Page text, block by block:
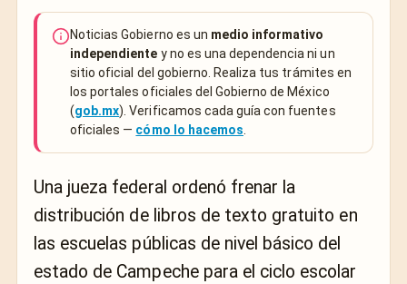
Noticias Gobierno es un medio informativo
independiente y no es una dependencia ni un
sitio oficial del gobierno. Realiza tus trámites en
los portales oficiales del Gobierno de México
(gob.mx). Verificamos cada guía con fuentes
oficiales — cómo lo hacemos
Una jueza federal ordenó frenar la
distribución de libros de texto gratuito en
las escuelas públicas de nivel básico del
estado de Campeche para el ciclo escolar